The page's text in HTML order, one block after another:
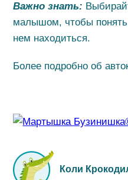
Важно знать:
малышом, чтобы
нем находиться.
Более подробно об
Коли